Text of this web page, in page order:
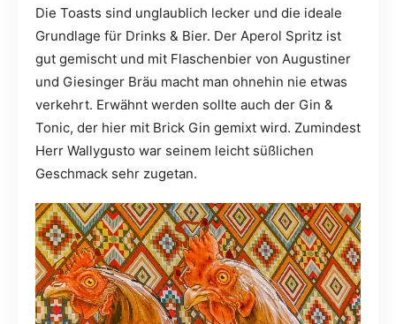
Die Toasts sind unglaublich lecker und die ideale
Grundlage für Drinks & Bier. Der Aperol Spritz ist
gut gemischt und mit Flaschenbier von Augustiner
und Giesinger Bräu macht man ohnehin nie etwas
verkehrt. Erwähnt werden sollte auch der Gin &
Tonic, der hier mit Brick Gin gemixt wird. Zumindest
Herr Wallygusto war seinem leicht süßlichen
Geschmack sehr zugetan.